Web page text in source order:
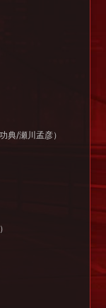
典/瀬川孟彦）